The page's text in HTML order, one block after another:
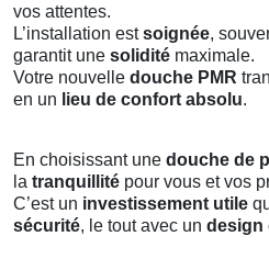
vos attentes.
L’installation estsoignée,
garantit une solidité maximale.
Votre nouvelle douche PMR
en un lieu de confort absolu.
En choisissant une douche de
la tranquillité pour vous et vos
C’est un investissement utile
sécurité, le tout avec un design